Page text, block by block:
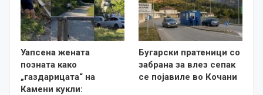
Уапсена жената
позната како
„газдарицата“ на
Камени кукли:
Бугарски пратеници со
забрана за влез сепак
се појавиле во Кочани